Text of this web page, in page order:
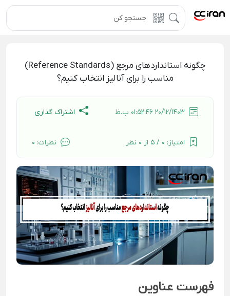
چگونه استانداردهای مرجع (Reference Standards)
مناسب را برای آنالیز انتخاب کنیم؟
20/12/1403 01:52:46 ب.ظ اشتراک گذاری
امتیاز: 0 / 5 از 0 نظر نظرات: 0
فهرست عناوین